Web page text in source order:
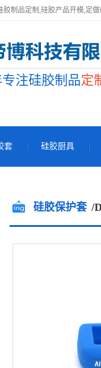
制品定制,硅胶产品开模,定
注硅胶制品定
套 硅胶厨具
硅胶保护套 /